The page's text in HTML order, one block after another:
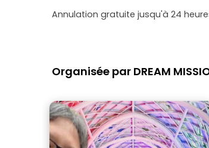
Annulation gratuite jusqu'à 24
Organisée par DREAM